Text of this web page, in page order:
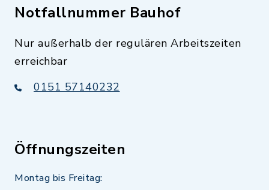
Notfallnummer Bauhof
Nur außerhalb der regulären Arbeitszeiten
erreichbar
0151 57140232
Öffnungszeiten
Montag bis Freitag: